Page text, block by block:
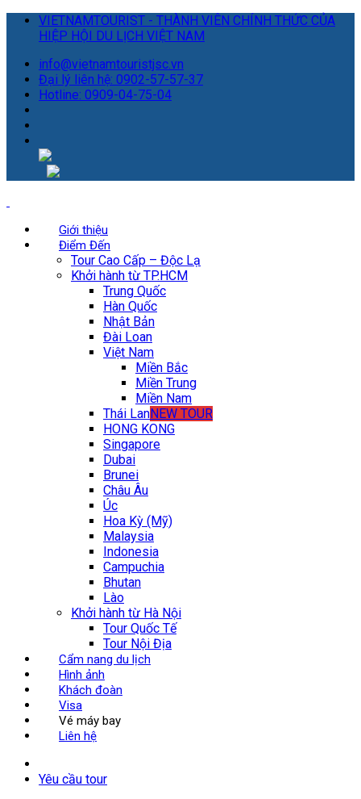
VIETNAMTOURIST - THÀNH VIÊN CHÍNH THỨC CỦA
HIỆP HỘI DU LỊCH VIỆT NAM
info@vietnamtouristjsc.vn
Đại lý liên hệ: 0902-57-57-37
Hotline: 0909-04-75-04
Giới thiệu
Điểm Đến
Tour Cao Cấp – Độc Lạ
Khởi hành từ TP.HCM
Trung Quốc
Hàn Quốc
Nhật Bản
Đài Loan
Việt Nam
Miền Bắc
Miền Trung
Miền Nam
Thái LanNEW TOUR
HONG KONG
Singapore
Dubai
Brunei
Châu Âu
Úc
Hoa Kỳ (Mỹ)
Malaysia
Indonesia
Campuchia
Bhutan
Lào
Khởi hành từ Hà Nội
Tour Quốc Tế
Tour Nội Địa
Cẩm nang du lịch
Hình ảnh
Khách đoàn
Visa
Vé máy bay
Liên hệ
Yêu cầu tour